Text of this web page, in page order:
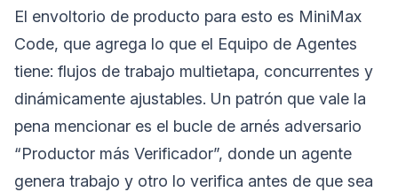
El envoltorio de producto para esto es MiniMax
Code, que agrega lo que el Equipo de Agentes
tiene: flujos de trabajo multietapa, concurrentes y
dinámicamente ajustables. Un patrón que vale la
pena mencionar es el bucle de arnés adversario
“Productor más Verificador”, donde un agente
genera trabajo y otro lo verifica antes de que sea